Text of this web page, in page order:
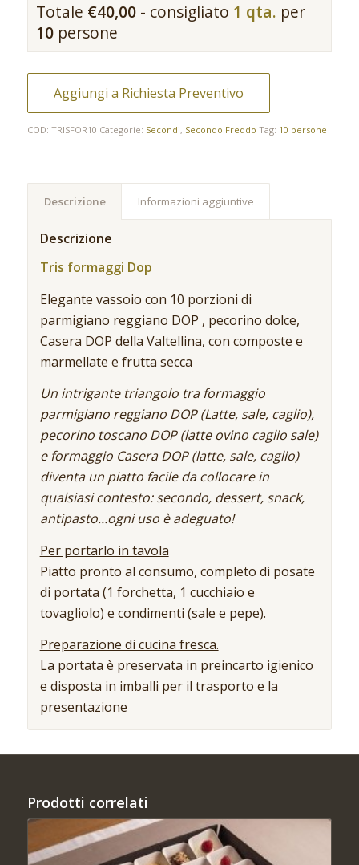
Totale €40,00- consigliato 1 qta. per
10persone
Aggiungi a Richiesta Preventivo
COD: TRISFOR10 Categorie: Secondi, Secondo Freddo Tag: 10 persone
Descrizione Informazioni aggiuntive
Descrizione
Tris formaggi Dop
Elegante vassoio con 10 porzioni di
parmigiano reggiano DOP , pecorino dolce,
Casera DOP della Valtellina, con composte e
marmellate e frutta secca
Un intrigante triangolo tra formaggio
parmigiano reggiano DOP (Latte, sale, caglio),
pecorino toscano DOP (latte ovino caglio sale)
e formaggio Casera DOP (latte, sale, caglio)
diventa un piatto facile da collocare in
qualsiasi contesto: secondo, dessert, snack,
antipasto…ogni uso è adeguato!
Per portarlo in tavola
Piatto pronto al consumo, completo di posate
di portata (1 forchetta, 1 cucchiaio e
tovagliolo) e condimenti (sale e pepe).
Preparazione di cucina fresca.
La portata è preservata in preincarto igienico
e disposta in imballi per il trasporto e la
presentazione
Prodotti correlati